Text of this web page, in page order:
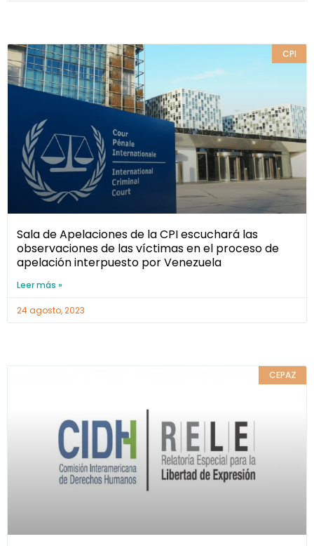
CPI
Sala de Apelaciones de la CPI escuchará las
observaciones de las víctimas en el proceso de
apelación interpuesto por Venezuela
Leer más »
24 agosto, 2023
CEPAZ